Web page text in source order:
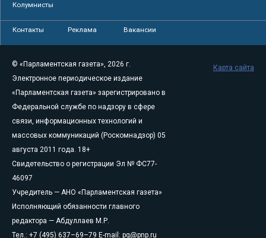
Колумнисты
Контакты Реклама Вакансии
© «Парламентская газета», 2026 г.
Электронное периодическое издание
«Парламентская газета» зарегистрировано в
Федеральной службе по надзору в сфере
связи, информационных технологий и
массовых коммуникаций (Роскомнадзор) 05
августа 2011 года. 18+
Свидетельство о регистрации Эл № ФС77-
46097
Учредитель — АНО «Парламентская газета»
Исполняющий обязанности главного
редактора — Абдуллаев М.Р.
Тел.: +7 (495) 637–69–79 E-mail: pg@pnp.ru
Карта сайта